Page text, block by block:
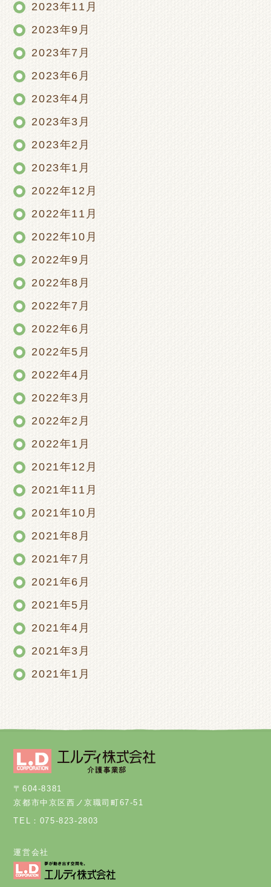
2023年11月
2023年9月
2023年7月
2023年6月
2023年4月
2023年3月
2023年2月
2023年1月
2022年12月
2022年11月
2022年10月
2022年9月
2022年8月
2022年7月
2022年6月
2022年5月
2022年4月
2022年3月
2022年2月
2022年1月
2021年12月
2021年11月
2021年10月
2021年8月
2021年7月
2021年6月
2021年5月
2021年4月
2021年3月
2021年1月
〒604-8381
京都市中京区西ノ京職司町67-51
TEL：075-823-2803
運営会社